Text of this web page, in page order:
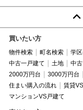
買いたい方
物件検索 町名検索 学
中古一戸建て
土地 中
2000万円台
3000万円台
住まい購入の流れ
賃貸
マンションVS戸建て